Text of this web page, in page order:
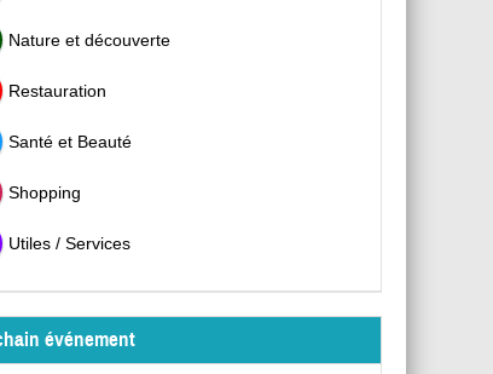
Nature et découverte
Restauration
Santé et Beauté
Shopping
Utiles / Services
événement